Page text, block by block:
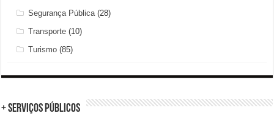
Segurança Pública (28)
Transporte (10)
Turismo (85)
+ Serviços Públicos